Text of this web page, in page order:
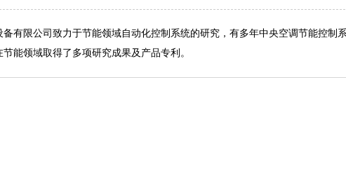
有限公司致力于节能领域自动化控制系统的研究，有多年中央空调节能控制
能领域取得了多项研究成果及产品专利。